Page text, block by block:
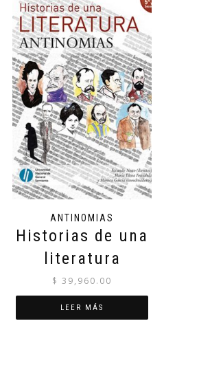
ANTINOMIAS
Historias de una
literatura
$ 39,960.00
LEER MÁS